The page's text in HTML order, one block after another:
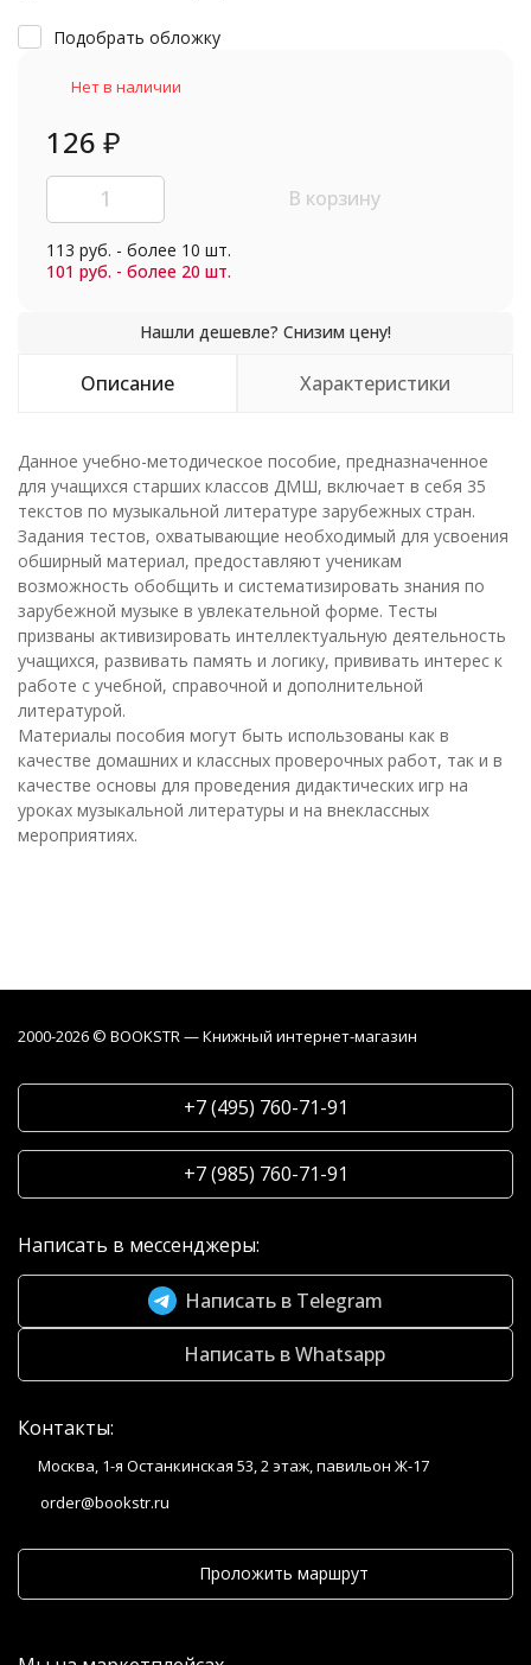
Подобрать обложку
Нет в наличии
126 ₽
В корзину
113 руб. - более 10 шт.
101 руб. - более 20 шт.
Описание Характеристики
Данное учебно-методическое пособие, предназначенное
для учащихся старших классов ДМШ, включает в себя 35
текстов по музыкальной литературе зарубежных стран.
Задания тестов, охватывающие необходимый для усвоения
обширный материал, предоставляют ученикам
возможность обобщить и систематизировать знания по
зарубежной музыке в увлекательной форме. Тесты
призваны активизировать интеллектуальную деятельность
учащихся, развивать память и логику, прививать интерес к
работе с учебной, справочной и дополнительной
литературой.
Материалы пособия могут быть использованы как в
качестве домашних и классных проверочных работ, так и в
качестве основы для проведения дидактических игр на
уроках музыкальной литературы и на внеклассных
мероприятиях.
2000-2026 © BOOKSTR — Книжный интернет-магазин
+7 (495) 760-71-91
+7 (985) 760-71-91
Написать в мессенджеры:
Написать в Telegram
Написать в Whatsapp
Контакты:
Москва, 1-я Останкинская 53, 2 этаж, павильон Ж-17
order@bookstr.ru
Проложить маршрут